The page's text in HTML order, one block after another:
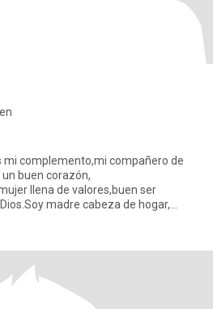
mi complemento,mi compañero de
buen corazón,
llena de valores,buen ser
madre cabeza de hogar,